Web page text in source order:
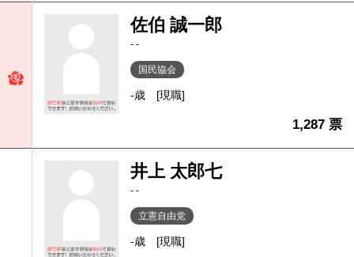
佐伯 誠一郎
- -
国民協会
-歳 [現職]
1,287 票
井上 太郎七
- -
立憲自由党
-歳 [現職]